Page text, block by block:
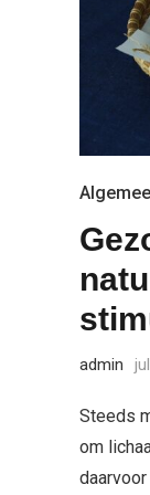
admin
Steeds
om